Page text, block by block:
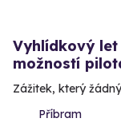
Vyhlídkový
možností
Zážitek, který
Příbram